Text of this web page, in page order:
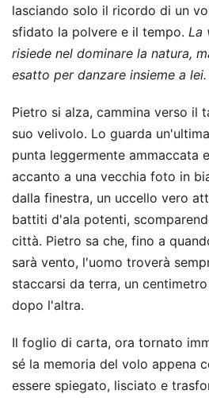
lasciando solo il ricordo di un
sfidato la polvere e il tempo. La
risiede nel dominare la natura,
esatto per danzare insieme a lei.
Pietro si alza, cammina verso il
suo velivolo. Lo guarda
punta leggermente ammaccata
accanto a una vecchia foto in
dalla finestra, un uccello vero
battiti d'ala potenti,
città. Pietro sa che, fino a
sarà vento, l'uomo troverà
staccarsi da terra, un
dopo l'altra.
Il foglio di carta, ora tornato
sé la memoria del volo appena
essere spiegato, lisciato e